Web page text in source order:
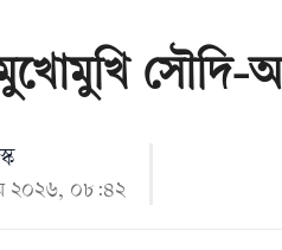
মুখোমুখি সৌদি-
২০২৬, ০৮:৪২